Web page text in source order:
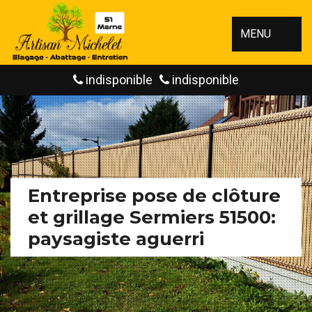
MENU
indisponible indisponible
Entreprise pose de clôture
et grillage Sermiers 51500:
paysagiste aguerri